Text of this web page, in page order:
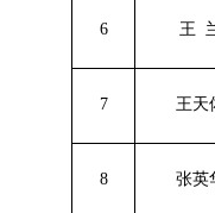
6 王
7 王天
8 张英